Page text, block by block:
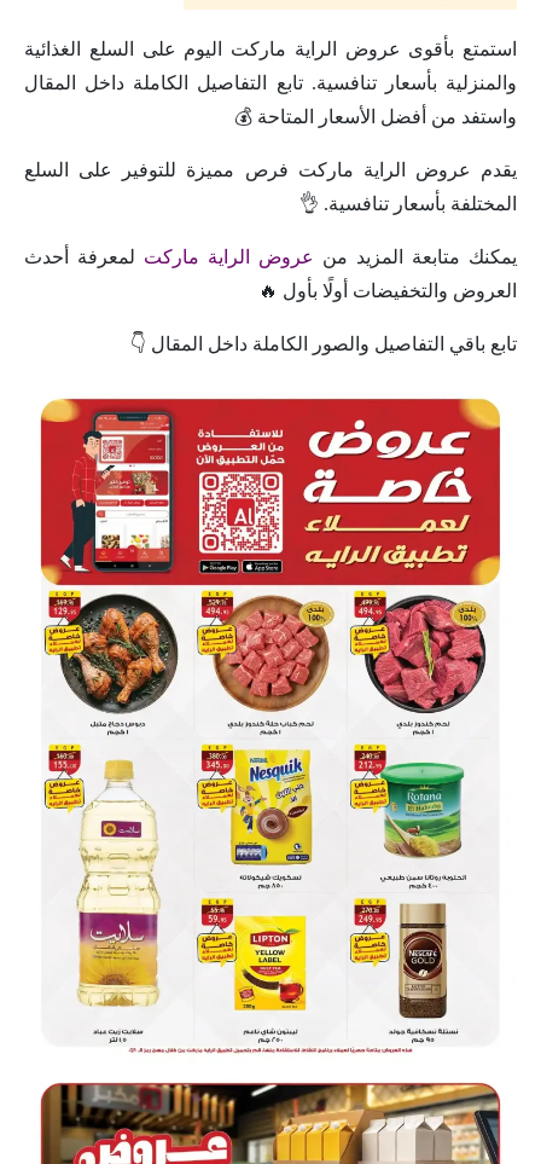
استمتع بأقوى عروض الراية ماركت اليوم على السلع الغذائية
والمنزلية بأسعار تنافسية. تابع التفاصيل الكاملة داخل المقال
واستفد من أفضل الأسعار المتاحة 💰
يقدم عروض الراية ماركت فرص مميزة للتوفير على السلع
المختلفة بأسعار تنافسية. 👌
يمكنك متابعة المزيد من عروض الراية ماركت لمعرفة أحدث
العروض والتخفيضات أولًا بأول 🔥
تابع باقي التفاصيل والصور الكاملة داخل المقال 👇